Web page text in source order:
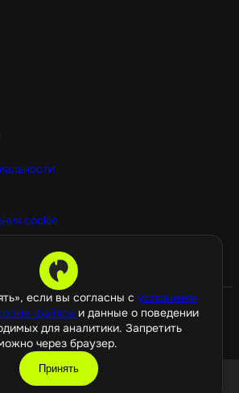
если вы согласны с условиями
файлов и данные о поведении
для аналитики. Запретить
через браузер.
Принять
cookie